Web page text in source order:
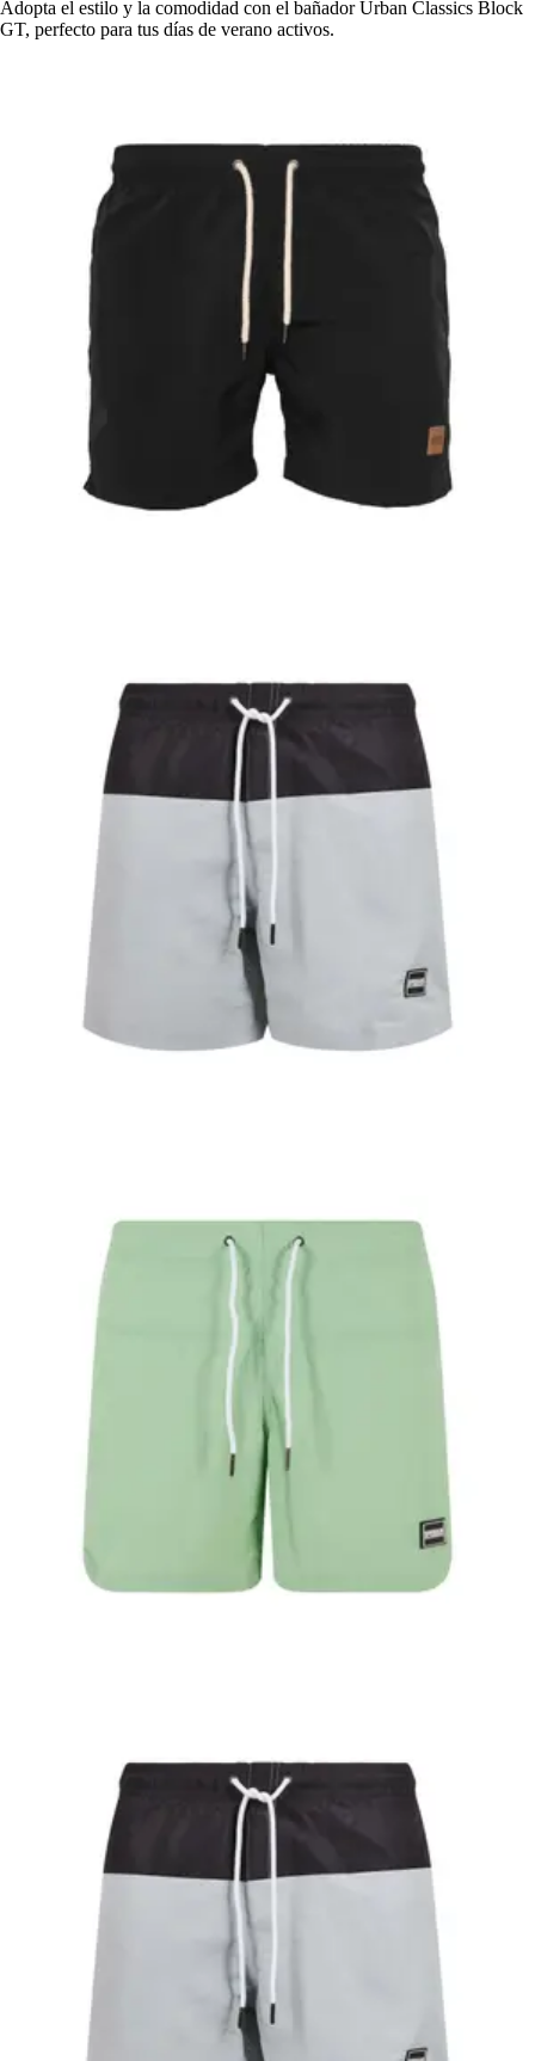
Adopta el estilo y la comodidad con el bañador Urban Classics Block
GT, perfecto para tus días de verano activos.